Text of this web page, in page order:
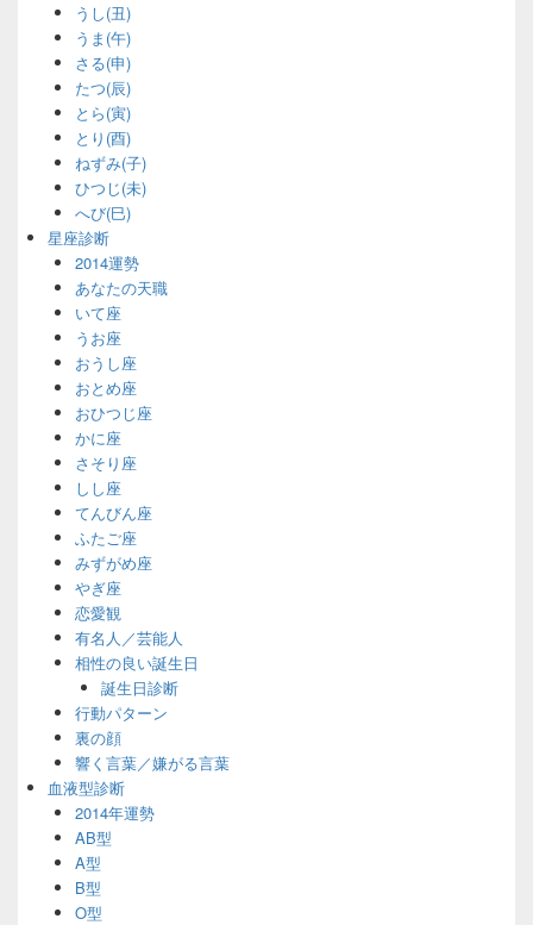
うし(丑)
うま(午)
さる(申)
たつ(辰)
とら(寅)
とり(酉)
ねずみ(子)
ひつじ(未)
へび(巳)
星座診断
2014運勢
あなたの天職
いて座
うお座
おうし座
おとめ座
おひつじ座
かに座
さそり座
しし座
てんびん座
ふたご座
みずがめ座
やぎ座
恋愛観
有名人／芸能人
相性の良い誕生日
誕生日診断
行動パターン
裏の顔
響く言葉／嫌がる言葉
血液型診断
2014年運勢
AB型
A型
B型
O型